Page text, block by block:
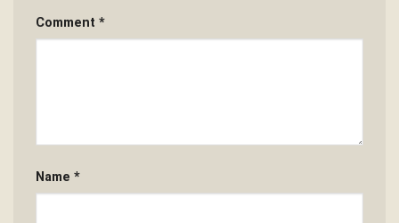
Comment *
Name *